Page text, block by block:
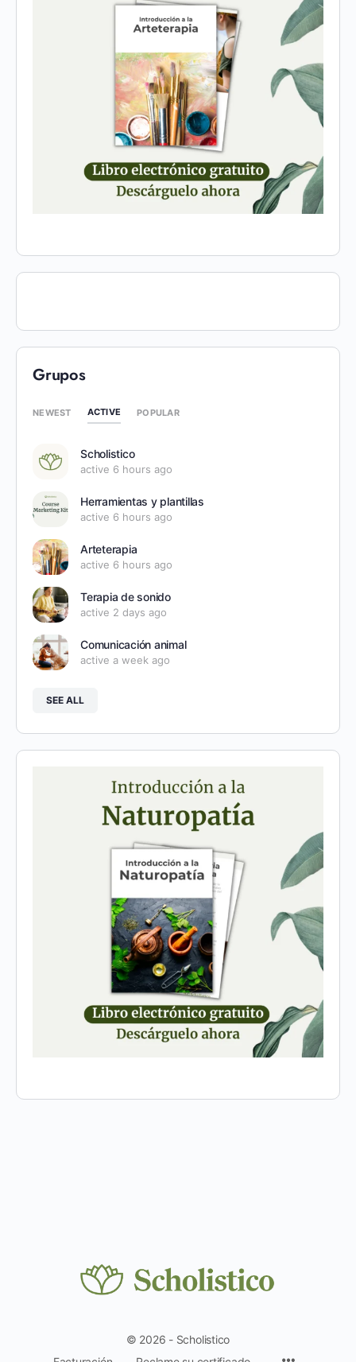
Grupos
NEWEST ACTIVE POPULAR
Scholistico
active 6 hours ago
Herramientas y plantillas
active 6 hours ago
Arteterapia
active 6 hours ago
Terapia de sonido
active 2 days ago
Comunicación animal
active a week ago
SEE ALL
© 2026 - Scholistico